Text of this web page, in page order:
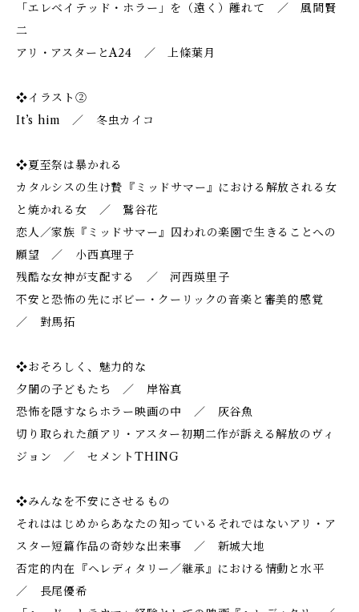
「エレベイテッド・ホラー」を（遠く）離れて ／ 風間賢
二
アリ・アスターとA24 ／ 上條葉月
❖イラスト②
It’s him ／ 冬虫カイコ
❖夏至祭は暴かれる
カタルシスの生け贄――『ミッドサマー』における解放される女
と焼かれる女 ／ 鷲谷花
恋人／家族『ミッドサマー』――囚われの楽園で生きることへの
願望 ／ 小西真理子
残酷な女神が支配する ／ 河西瑛里子
不安と恐怖の先に――ボビー・クーリックの音楽と審美的感覚
／ 對馬拓
❖おそろしく、魅力的な
夕闇の子どもたち ／ 岸裕真
恐怖を隠すならホラー映画の中 ／ 灰谷魚
切り取られた顔――アリ・アスター初期二作が訴える解放のヴィ
ジョン ／ セメントTHING
❖みんなを不安にさせるもの
それははじめからあなたの知っているそれではない――アリ・ア
スター短篇作品の奇妙な出来事 ／ 新城大地
否定的内在――『ヘレディタリー／継承』における情動と水平
／ 長尾優希